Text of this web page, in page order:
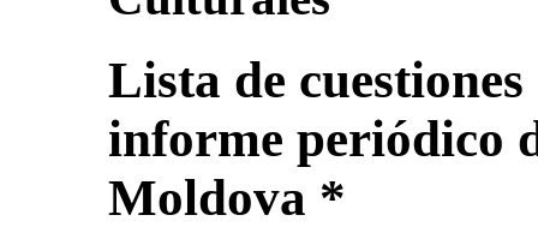
Lista de
informe periódico
Moldova *